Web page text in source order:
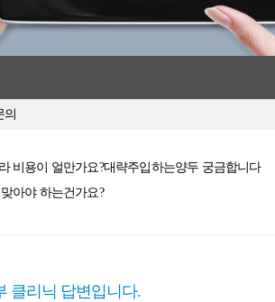
의
비용이 얼만가요?대략주입하는양두 궁금합니다
맞아야 하는건가요?
클리닉 답변입니다.